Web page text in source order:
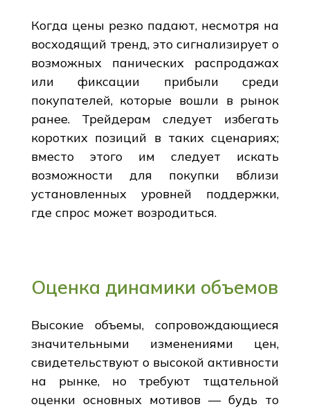
Когда цены резко падают, несмотря на
восходящий тренд, это сигнализирует о
возможных панических распродажах
или фиксации прибыли среди
покупателей, которые вошли в рынок
ранее. Трейдерам следует избегать
коротких позиций в таких сценариях;
вместо этого им следует искать
возможности для покупки вблизи
установленных уровней поддержки,
где спрос может возродиться.
Оценка динамики объемов
Высокие объемы, сопровождающиеся
значительными изменениями цен,
свидетельствуют о высокой активности
на рынке, но требуют тщательной
оценки основных мотивов — будь то